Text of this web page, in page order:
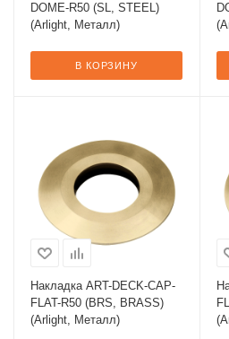
DOME-R50 (SL, STEEL)
(Arlight, Металл)
В КОРЗИНУ
Накладка ART-DECK-CAP-
FLAT-R50 (BRS, BRASS)
(Arlight, Металл)